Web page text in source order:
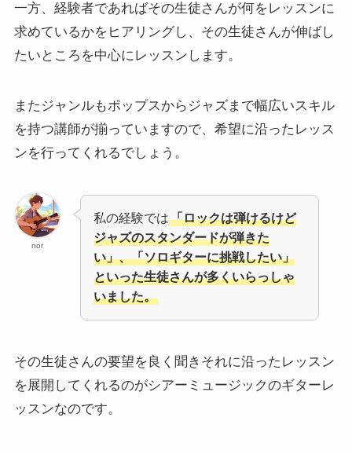
一方、経験者であればその生徒さんが何をレッスンに
求めているかをヒアリングし、その生徒さんが伸ばし
たいところを中心にレッスンします。
またジャンルもポップスからジャズまで幅広いスキル
を持つ講師が揃っていますので、希望に沿ったレッス
ンを行ってくれるでしょう。
nor
私の経験では「ロックは弾けるけど
ジャズのスタンダードが弾きた
い」、「ソロギターに挑戦したい」
といった生徒さんが多くいらっしゃ
いました。
その生徒さんの要望を良く聞きそれに沿ったレッスン
を展開してくれるのがシアーミュージックのギターレ
ッスンなのです。